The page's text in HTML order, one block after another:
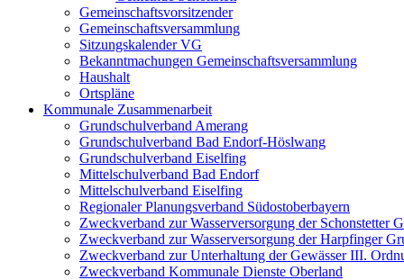
Gemeinschaftsvorsitzender
Gemeinschaftsversammlung
Sitzungskalender VG
Bekanntmachungen Gemeinschaftsversammlung
Haushalt
Ortspläne
Kommunale Zusammenarbeit
Grundschulverband Amerang
Grundschulverband Bad Endorf-Höslwang
Grundschulverband Eiselfing
Mittelschulverband Bad Endorf
Mittelschulverband Eiselfing
Regionaler Planungsverband Südostoberbayern
Zweckverband zur Wasserversorgung der Schonstetter
Zweckverband zur Wasserversorgung der Harpfinger
Zweckverband zur Unterhaltung der Gewässer III.
Zweckverband Kommunale Dienste Oberland